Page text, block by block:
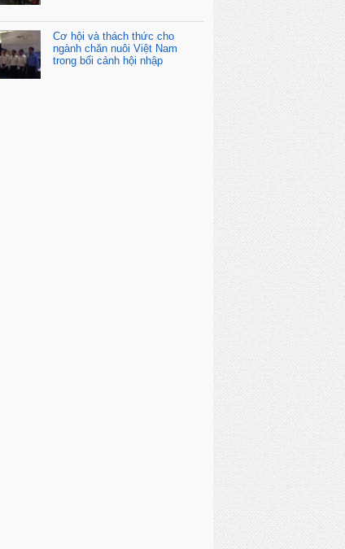
Cơ hội và thách thức cho
ngành chăn nuôi Việt Nam
trong bối cảnh hội nhập